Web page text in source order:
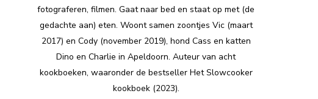
fotograferen, filmen. Gaat naar bed en staat op met (de
gedachte aan) eten. Woont samen zoontjes Vic (maart
2017) en Cody (november 2019), hond Cass en katten
Dino en Charlie in Apeldoorn. Auteur van acht
kookboeken, waaronder de bestseller Het Slowcooker
kookboek (2023).